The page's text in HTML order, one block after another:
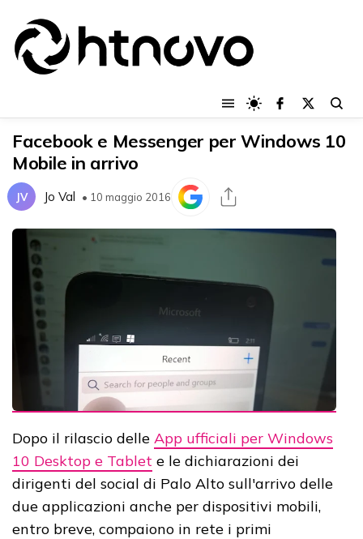
Facebook e Messenger per Windows 10
Mobile in arrivo
JV Jo Val • 10 maggio 2016
Dopo il rilascio delle App ufficiali per Windows
10 Desktop e Tablet e le dichiarazioni dei
dirigenti del social di Palo Alto sull'arrivo delle
due applicazioni anche per dispositivi mobili,
entro breve, compaiono in rete i primi